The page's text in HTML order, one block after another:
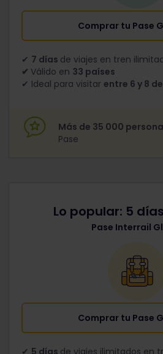
Comprar tu Pase
✔ 7 días de viajes en tren
✔ Válido en 33 países
✔ Ideal para visitar entre 6 y 8
Más de 35 000
Pase
Lo popular: 5
Pase Interrail
Comprar tu Pase
✔ 5 días de viajes ilimitados en